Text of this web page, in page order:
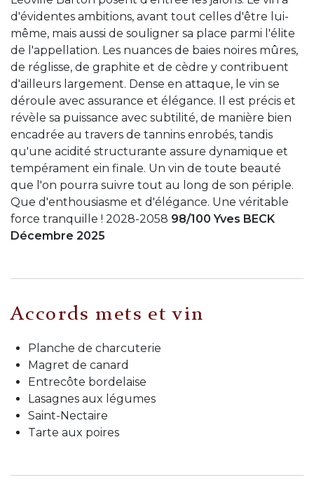
d'évidentes ambitions, avant tout celles d'être lui-
même, mais aussi de souligner sa place parmi l'élite
de l'appellation. Les nuances de baies noires mûres,
de réglisse, de graphite et de cèdre y contribuent
d'ailleurs largement. Dense en attaque, le vin se
déroule avec assurance et élégance. Il est précis et
révèle sa puissance avec subtilité, de manière bien
encadrée au travers de tannins enrobés, tandis
qu'une acidité structurante assure dynamique et
tempérament ein finale. Un vin de toute beauté
que l'on pourra suivre tout au long de son périple.
Que d'enthousiasme et d'élégance. Une véritable
force tranquille ! 2028-2058 98/100 Yves BECK
Décembre 2025
Accords mets et vin
Planche de charcuterie
Magret de canard
Entrecôte bordelaise
Lasagnes aux légumes
Saint-Nectaire
Tarte aux poires